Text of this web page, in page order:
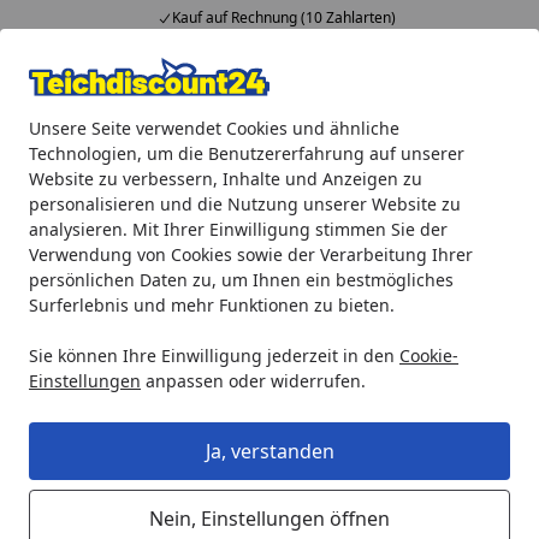
Unsere Seite verwendet Cookies und ähnliche
Technologien, um die Benutzererfahrung auf unserer
Website zu verbessern, Inhalte und Anzeigen zu
personalisieren und die Nutzung unserer Website zu
analysieren. Mit Ihrer Einwilligung stimmen Sie der
Verwendung von Cookies sowie der Verarbeitung Ihrer
persönlichen Daten zu, um Ihnen ein bestmögliches
Surferlebnis und mehr Funktionen zu bieten.
Sie können Ihre Einwilligung jederzeit in den Cookie-
Einstellungen anpassen oder widerrufen.
Ja, verstanden
Nein, Einstellungen öffnen
Kauf auf Rechnung (10 Zahlarten)
Alle Produkte
Mein Konto
Suchen
Startseite
Teichprodukte Teichbeleuchtung LED-Beleuchtung
Heissner SMART LIGHT Uferleuchte,
7W, Warmweiss, Metall (L473-00)